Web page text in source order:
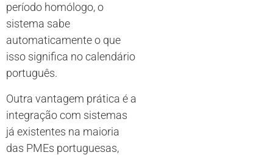
período homólogo, o
sistema sabe
automaticamente o que
isso significa no calendário
português.
Outra vantagem prática é a
integração com sistemas
já existentes na maioria
das PMEs portuguesas,